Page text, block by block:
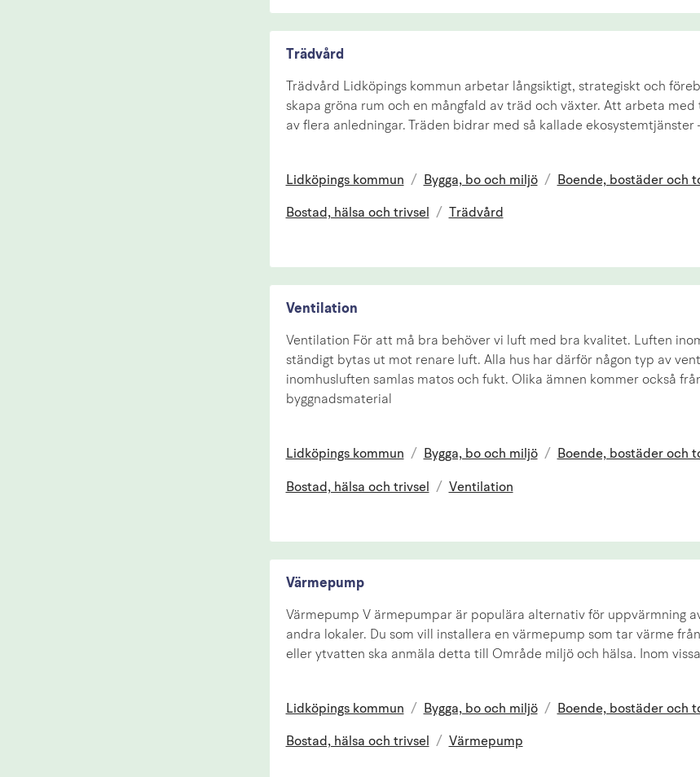
Trädvård
Trädvård Lidköpings kommun arbetar långsiktigt, strategiskt och
skapa gröna rum och en mångfald av träd och växter. Att arbeta
av flera anledningar. Träden bidrar med så kallade ekosystemtjänster
Lidköpings kommun / Bygga, bo och miljö / Boende, bostäder och
Bostad, hälsa och trivsel / Trädvård
Ventilation
Ventilation För att må bra behöver vi luft med bra kvalitet. Luften
ständigt bytas ut mot renare luft. Alla hus har därför någon typ av
inomhusluften samlas matos och fukt. Olika ämnen kommer också
byggnadsmaterial
Lidköpings kommun / Bygga, bo och miljö / Boende, bostäder och
Bostad, hälsa och trivsel / Ventilation
Värmepump
Värmepump V ärmepumpar är populära alternativ för uppvärmning
andra lokaler. Du som vill installera en värmepump som tar värme
eller ytvatten ska anmäla detta till Område miljö och hälsa. Inom
Lidköpings kommun / Bygga, bo och miljö / Boende, bostäder och
Bostad, hälsa och trivsel / Värmepump